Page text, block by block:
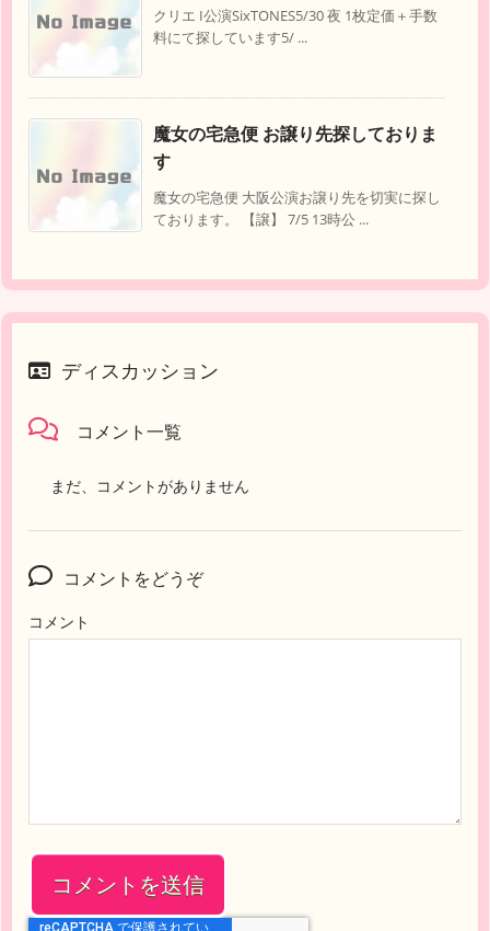
クリエ I公演SixTONES5/30 夜 1枚定価＋手数
料にて探しています5/ ...
魔女の宅急便 お譲り先探しておりま
す
魔女の宅急便 大阪公演お譲り先を切実に探し
ております。 【譲】 7/5 13時公 ...
ディスカッション
コメント一覧
まだ、コメントがありません
コメントをどうぞ
コメント